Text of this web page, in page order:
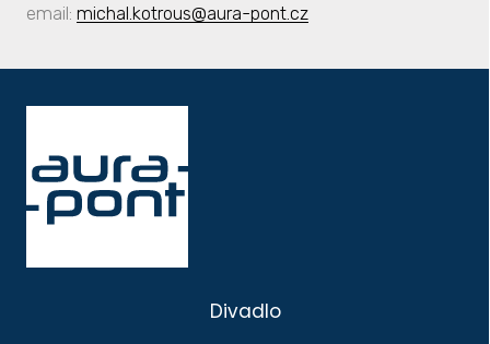
email: michal.kotrous@aura-pont.cz
Divadlo